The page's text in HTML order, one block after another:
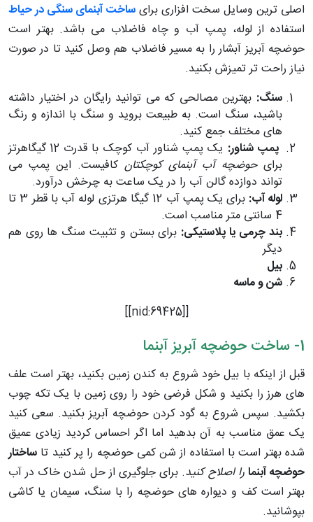
اصلی ترین وسایل سخت افزاری برایساخت آبنمای سنگی در حیاط
استفاده از لوله، پمپ آب و چاه فاضلاب می باشد. بهتر است
حوضچه آبریز آبشار را به مسیر فاضلاب هم وصل کنید تا در صورت
نیاز راحت تر تمیزش بکنید.
سنگ: بهترین مصالحی که می توانید رایگان در اختیار داشته
باشید، سنگ است. به طبیعت بروید و سنگ با اندازه و رنگ
های مختلف جمع کنید.
پمپ شناور:
یک پمپ شناور آب کوچک با قدرت 12 گیگاهرتز
برایحوضچه آب آبنمای کوچکتان کافیست. این پمپ می
تواند دوازده گالن آب را در یک ساعت به چرخش درآورد.
لوله آب:
برای یک پمپ آب 12 گیگا هرتزی لوله آب با قطر 3 تا
4 سانتی متر مناسب است.
بند چرمی یا پلاستیکی: برای بستن و تثبیت سنگ ها روی هم
دیگر
بیل
شن و ماسه
[[nid:69425]]
1- ساخت حوضچه آبریز آبنما
قبل از اینکه با بیل خود شروع به کندن زمین بکنید، بهتر است علف
های هرز را بکنید و شکل فرضی خود را روی زمین با یک تکه چوب
بکشید. سپس شروع به گود کردن حوضچه آبریز بکنید. سعی کنید
یک عمق مناسب به آن بدهید اما اگر احساس کردید زیادی عمیق
شده بهتر است با استفاده از شن کمی حوضچه را پر کنید تا ساختار
حوضچه آبنمارا اصلاح کنید. برای جلوگیری از حل شدن خاک در آب
بهتر است کف و دیواره های حوضچه را با سنگ، سیمان یا کاشی
بپوشانید.